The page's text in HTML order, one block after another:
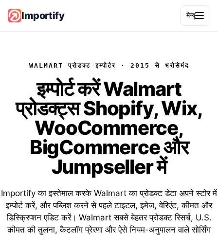
Importify मेन्यू
WALMART प्रोडक्ट इम्पोर्टर · 2015 से भरोसेमंद
इम्पोर्ट करेंWalmart
प्रोडक्ट्सShopify, Wix,
WooCommerce,
BigCommerce और
Jumpseller में
Importify का इस्तेमाल करके Walmart का प्रोडक्ट डेटा अपने स्टोर में
इम्पोर्ट करें, और पब्लिश करने से पहले टाइटल, इमेज, वेरिएंट, कीमत और
डिस्क्रिप्शन एडिट करें। Walmart सबसे बेहतर प्रोडक्ट रिसर्च, U.S.
कीमत की तुलना, कैटलॉग प्रेरणा और ऐसे नियम-अनुपालन वाले सोर्सिंग